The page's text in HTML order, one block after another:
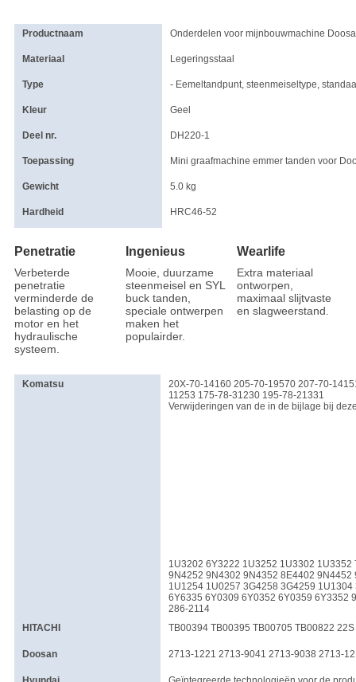
Productnaam Onderdelen voor mijnbouwmachine
Materiaal Legeringsstaal
Type - Eemeltandpunt, steenmeiseltype,
Kleur Geel
Deel nr. DH220-1
Toepassing Mini graafmachine emmer tanden voor
Gewicht 5.0 kg
Hardheid HRC46-52
Penetratie
Verbeterde
penetratie
verminderde de
belasting op de
motor en het
hydraulische
systeem.
Ingenieus
Mooie, duurzame
steenmeisel en SYL
buck tanden,
speciale ontwerpen
maken het
populairder.
Wearlife
Extra materiaal
ontworpen,
maximaal slijtvaste
en slagweerstand.
Komatsu
20X-70-14160 205-70-19570 207-70-
11253 175-78-31230 195-78-21331
Verwijderingen van de in de bijlage bij
1U3202 6Y3222 1U3252 1U3302
9N4252 9N4302 9N4352 8E4402 9N4452
1U1254 1U0257 3G4258 3G4259
6Y6335 6Y0309 6Y0352 6Y0359 6Y3352
286-2114
HITACHI
TB00394 TB00395 TB00705 TB00822
Doosan 2713-1221 2713-9041 2713-9038 2713-